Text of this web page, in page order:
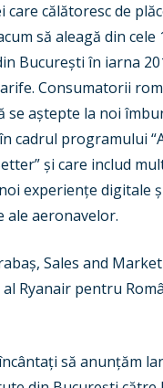
care călătoresc de
să aleagă din cele
București în iarna
Consumatorii
se aștepte la noi
cadrul programului
și care includ
experiențe digitale
ale aeronavelor.
Sales and
al Ryanair pentru
să anunțăm
New
Trip
Jobs